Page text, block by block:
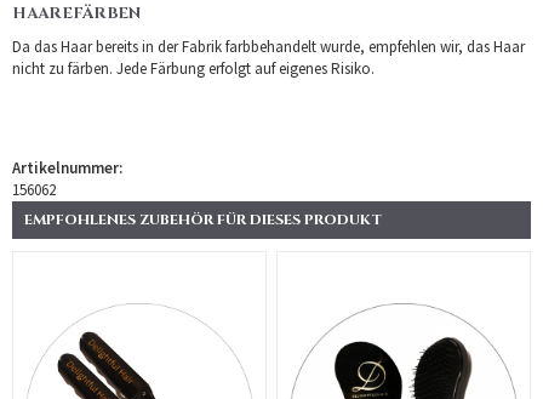
HAAREFÄRBEN
Da das Haar bereits in der Fabrik farbbehandelt wurde, empfehlen wir, das Haar
nicht zu färben. Jede Färbung erfolgt auf eigenes Risiko.
Artikelnummer:
156062
EMPFOHLENES ZUBEHÖR FÜR DIESES PRODUKT